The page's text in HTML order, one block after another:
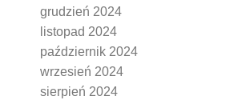
grudzień 2024
listopad 2024
październik 2024
wrzesień 2024
sierpień 2024